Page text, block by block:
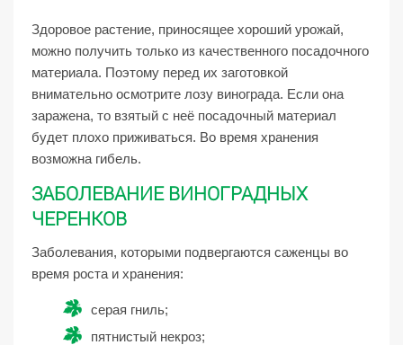
Здоровое растение, приносящее хороший урожай,
можно получить только из качественного посадочного
материала. Поэтому перед их заготовкой
внимательно осмотрите лозу винограда. Если она
заражена, то взятый с неё посадочный материал
будет плохо приживаться. Во время хранения
возможна гибель.
ЗАБОЛЕВАНИЕ ВИНОГРАДНЫХ
ЧЕРЕНКОВ
Заболевания, которыми подвергаются саженцы во
время роста и хранения:
серая гниль;
пятнистый некроз;